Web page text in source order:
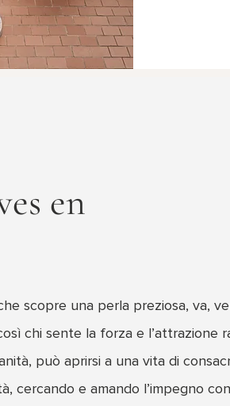
en
scopre una perla preziosa, va,
chi sente la forza e l’attrazione
può aprirsi a una vita di
cercando e amando l’impegno